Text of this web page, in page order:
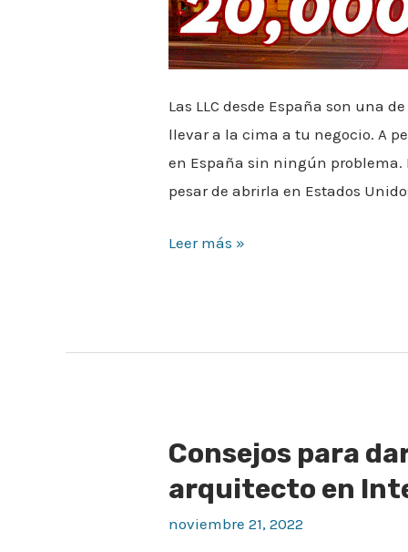
Las LLC desde España son una
llevar a la cima a tu negocio. A
en España sin ningún problema.
pesar de abrirla en Estados
Leer más »
Consejos para
arquitecto en
noviembre 21, 2022
Consejos
a